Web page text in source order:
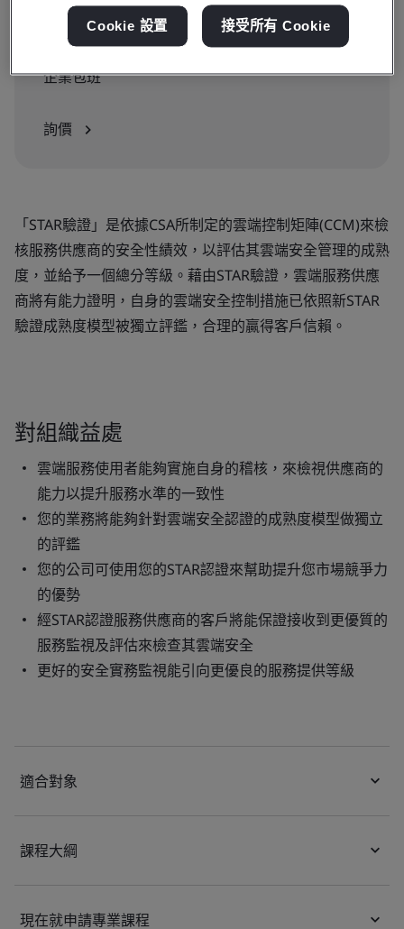
可報價:
企業包班
詢價
「STAR驗證」是依據CSA所制定的雲端控制矩陣(CCM)來檢
核服務供應商的安全性績效，以評估其雲端安全管理的成熟
度，並給予一個總分等級。藉由STAR驗證 ，雲端服務供應
商將有能力證明，自身的雲端安全控制措施已依照新STAR
驗證成熟度模型被獨立評鑑，合理的贏得客戶信賴。
對組織益處
雲端服務使用者能夠實施自身的稽核，來檢視供應商的
能力以提升服務水準的一致性
您的業務將能夠針對雲端安全認證的成熟度模型做獨立
的評鑑
您的公司可使用您的STAR認證來幫助提升您市場競爭力
的優勢
經STAR認證服務供應商的客戶將能保證接收到更優質的
服務監視及評估來檢查其雲端安全
更好的安全實務監視能引向更優良的服務提供等級
適合對象
課程大綱
現在就申請專業課程
Cookie 設置 接受所有 Cookie